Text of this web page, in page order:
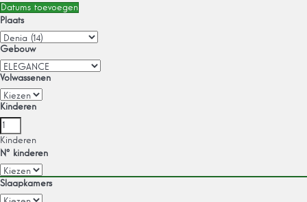
Datums toevoegen
Plaats
Gebouw
Volwassenen
Kinderen
Kinderen
Nº kinderen
Slaapkamers